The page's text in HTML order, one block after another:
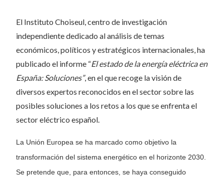
El Instituto Choiseul, centro de investigación
independiente dedicado al análisis de temas
económicos, políticos y estratégicos internacionales, ha
publicado el informe “El estado de la energía eléctrica en
España: Soluciones”, en el que recoge la visión de
diversos expertos reconocidos en el sector sobre las
posibles soluciones a los retos a los que se enfrenta el
sector eléctrico español.
La Unión Europea se ha marcado como objetivo la
transformación del sistema energético en el horizonte 2030.
Se pretende que, para entonces, se haya conseguido